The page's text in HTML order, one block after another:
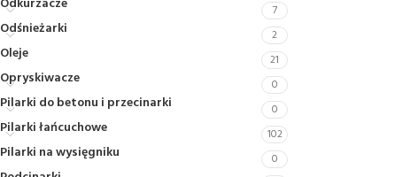
7
Odśnieżarki 2
Oleje 21
Opryskiwacze 0
Pilarki do betonu i przecinarki 0
Pilarki łańcuchowe 102
Pilarki na wysięgniku 0